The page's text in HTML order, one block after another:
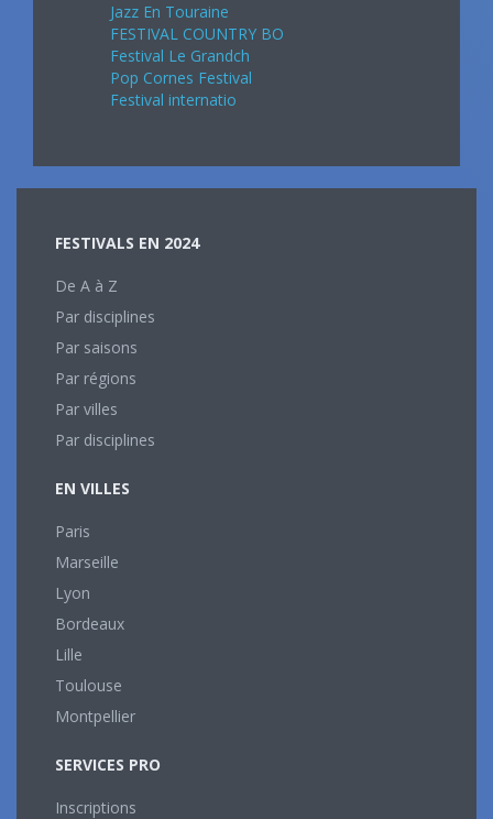
Jazz En Touraine
FESTIVAL COUNTRY BO
Festival Le Grandch
Pop Cornes Festival
Festival internatio
FESTIVALS EN 2024
De A à Z
Par disciplines
Par saisons
Par régions
Par villes
Par disciplines
EN VILLES
Paris
Marseille
Lyon
Bordeaux
Lille
Toulouse
Montpellier
SERVICES PRO
Inscriptions